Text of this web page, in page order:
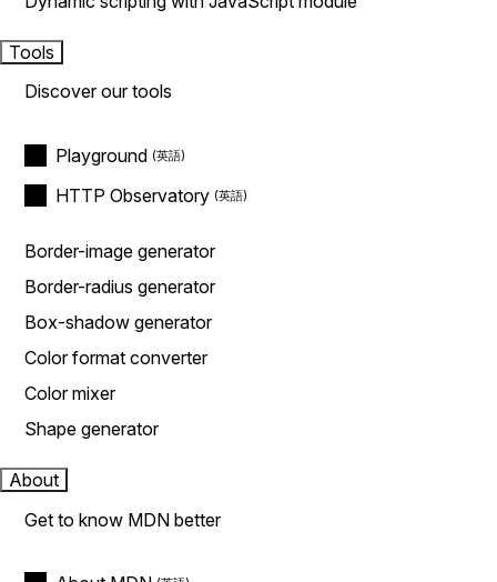
Tools
Discover our tools
Playground
HTTP Observatory
Border-image generator
Border-radius generator
Box-shadow generator
Color format converter
Color mixer
Shape generator
About
Get to know MDN better